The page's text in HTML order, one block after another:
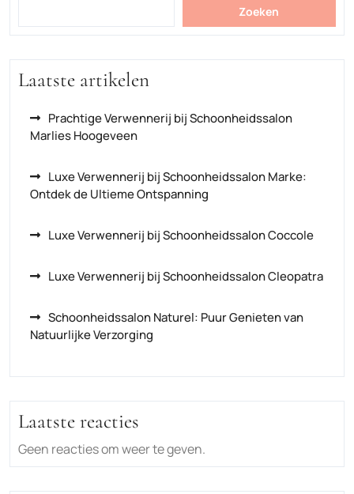
Zoeken
Laatste artikelen
Prachtige Verwennerij bij Schoonheidssalon
Marlies Hoogeveen
Luxe Verwennerij bij Schoonheidssalon Marke:
Ontdek de Ultieme Ontspanning
Luxe Verwennerij bij Schoonheidssalon Coccole
Luxe Verwennerij bij Schoonheidssalon Cleopatra
Schoonheidssalon Naturel: Puur Genieten van
Natuurlijke Verzorging
Laatste reacties
Geen reacties om weer te geven.